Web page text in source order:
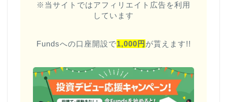
※当サイトではアフィリエイト広告を利用
しています
Fundsへの口座開設で1,000円 が貰えます!!